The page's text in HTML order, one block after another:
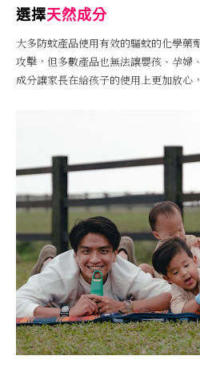
選擇天然成分
大多防蚊產品使用有效的驅蚊的化學藥
攻擊，但多數產品也無法讓嬰孩、孕婦
成分讓家長在給孩子的使用上更加放心